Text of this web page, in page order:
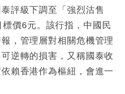
評級下調至「強烈沽售
標價6元。該行指，中國民
，管理層對相關危機管理
逆轉的損害，又稱國泰收
賴香港作為樞紐，會進一